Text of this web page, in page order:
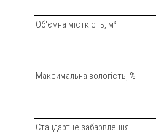
Об'ємна місткість, м³
Максимальна вологість, %
Стандартне забарвлення